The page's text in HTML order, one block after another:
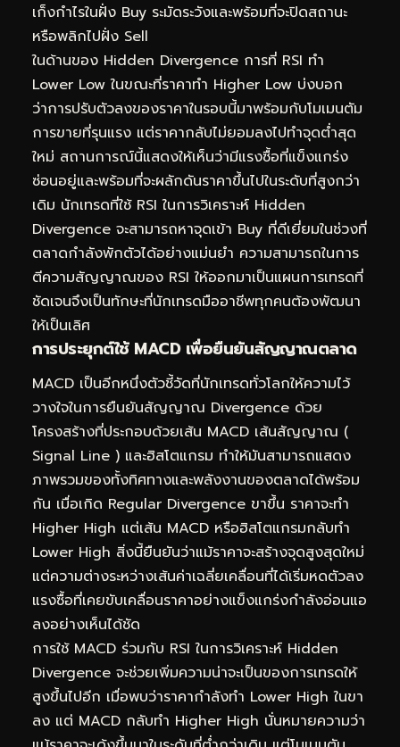
เก็งกำไรในฝั่ง Buy ระมัดระวังและพร้อมที่จะปิดสถานะ
หรือพลิกไปฝั่ง Sell
ในด้านของ Hidden Divergence การที่ RSI ทำ
Lower Low ในขณะที่ราคาทำ Higher Low บ่งบอก
ว่าการปรับตัวลงของราคาในรอบนี้มาพร้อมกับโมเมนตัม
การขายที่รุนแรง แต่ราคากลับไม่ยอมลงไปทำจุดต่ำสุด
ใหม่ สถานการณ์นี้แสดงให้เห็นว่ามีแรงซื้อที่แข็งแกร่ง
ซ่อนอยู่และพร้อมที่จะผลักดันราคาขึ้นไปในระดับที่สูงกว่า
เดิม นักเทรดที่ใช้ RSI ในการวิเคราะห์ Hidden
Divergence จะสามารถหาจุดเข้า Buy ที่ดีเยี่ยมในช่วงที่
ตลาดกำลังพักตัวได้อย่างแม่นยำ ความสามารถในการ
ตีความสัญญาณของ RSI ให้ออกมาเป็นแผนการเทรดที่
ชัดเจนจึงเป็นทักษะที่นักเทรดมืออาชีพทุกคนต้องพัฒนา
ให้เป็นเลิศ
การประยุกต์ใช้ MACD เพื่อยืนยันสัญญาณตลาด
MACD เป็นอีกหนึ่งตัวชี้วัดที่นักเทรดทั่วโลกให้ความไว้
วางใจในการยืนยันสัญญาณ Divergence ด้วย
โครงสร้างที่ประกอบด้วยเส้น MACD เส้นสัญญาณ (
Signal Line ) และฮิสโตแกรม ทำให้มันสามารถแสดง
ภาพรวมของทั้งทิศทางและพลังงานของตลาดได้พร้อม
กัน เมื่อเกิด Regular Divergence ขาขึ้น ราคาจะทำ
Higher High แต่เส้น MACD หรือฮิสโตแกรมกลับทำ
Lower High สิ่งนี้ยืนยันว่าแม้ราคาจะสร้างจุดสูงสุดใหม่
แต่ความต่างระหว่างเส้นค่าเฉลี่ยเคลื่อนที่ได้เริ่มหดตัวลง
แรงซื้อที่เคยขับเคลื่อนราคาอย่างแข็งแกร่งกำลังอ่อนแอ
ลงอย่างเห็นได้ชัด
การใช้ MACD ร่วมกับ RSI ในการวิเคราะห์ Hidden
Divergence จะช่วยเพิ่มความน่าจะเป็นของการเทรดให้
สูงขึ้นไปอีก เมื่อพบว่าราคากำลังทำ Lower High ในขา
ลง แต่ MACD กลับทำ Higher High นั่นหมายความว่า